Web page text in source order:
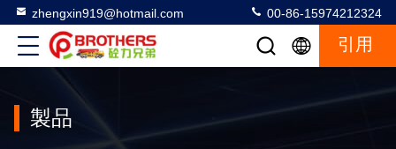
zhengxin919@hotmail.com 00-86-15974212324
引用
製品